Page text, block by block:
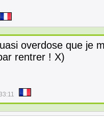
overdose que je
rentrer ! X)